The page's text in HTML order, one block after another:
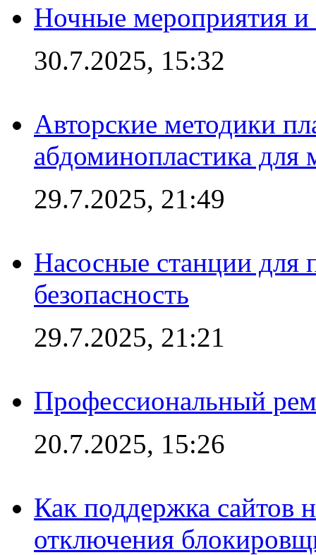
Ночные мероприятия и
30.7.2025, 15:32
Авторские методики
абдоминопластика для
29.7.2025, 21:49
Насосные станции для
безопасность
29.7.2025, 21:21
Профессиональный
20.7.2025, 15:26
Как поддержка сайтов
отключения